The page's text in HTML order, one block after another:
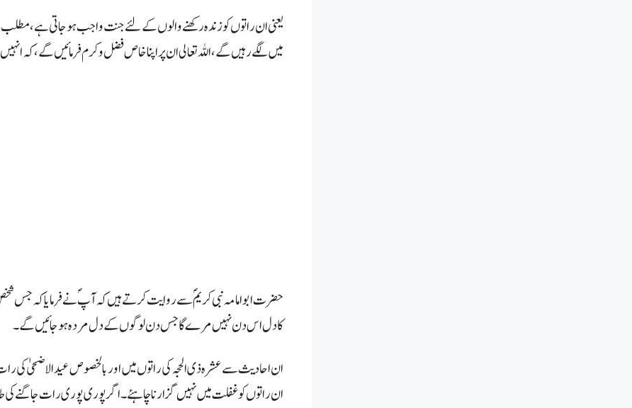
یعنی ان راتوں کو زندہ رکھنے والوں کے لئے جنت واجب ہو جاتی ہے، مطلب
میں لگے رہیں گے، اللہ تعالی ان پر اپنا خاص فضل و کرم فرمائیں گے، کہ
حضرت ابو امامہ نبی کریمؐ سے روایت کرتے ہیں کہ آپؐ نے فرمایا کہ
کا دل اس دن نہیں مرے گا جس دن لوگوں کے دل مردہ ہو جائیں گے۔
ان احادیث سے عشرہ ذی الحجہ کی راتوں میں اور بالخصوص عید الاضحیٰ
ان راتوں کو غفلت میں نہیں گزارنا چاہئے ۔ اگر پوری پوری رات جاگنے کی